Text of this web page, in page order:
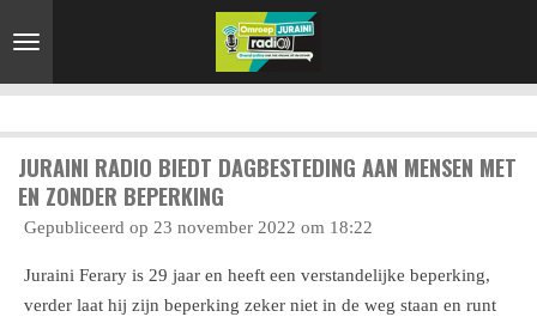
direct
naar
JURAINI RADIO BIEDT DAGBESTEDING AAN MENSEN MET
EN ZONDER BEPERKING
Gepubliceerd op 23 november 2022 om 18:22
Juraini Ferary is 29 jaar en heeft een verstandelijke beperking,
verder laat hij zijn beperking zeker niet in de weg staan en runt